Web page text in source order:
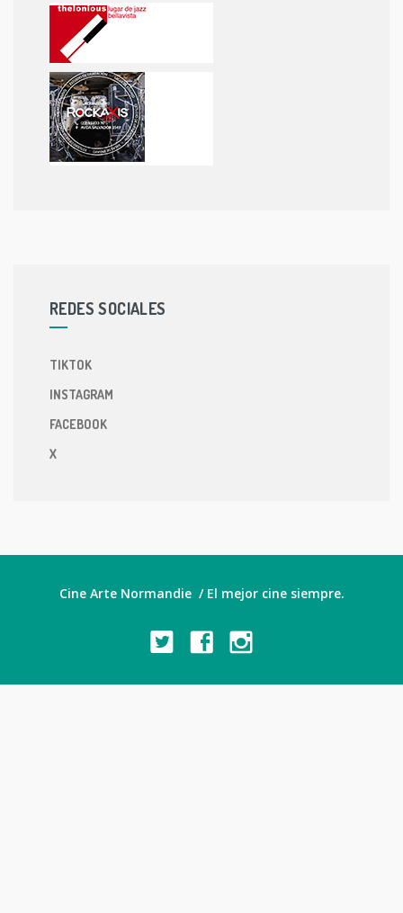
REDES SOCIALES
TIKTOK
INSTAGRAM
FACEBOOK
X
Cine Arte Normandie / El mejor cine siempre.